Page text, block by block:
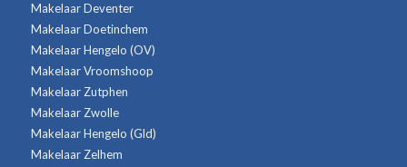
Makelaar Deventer
Makelaar Doetinchem
Makelaar Hengelo (OV)
Makelaar Vroomshoop
Makelaar Zutphen
Makelaar Zwolle
Makelaar Hengelo (Gld)
Makelaar Zelhem